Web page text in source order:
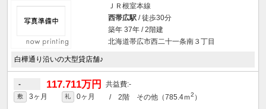
ＪＲ根室本線
西帯広駅/ 徒歩30分
築年 37年 / 2階建
北海道帯広市西二十一条南３丁目
白樺通り沿いの大型貸店舗♪
- 117.711万円 -
敷 3ヶ月 礼 0ヶ月 / 2階 その他（785.4ｍ2 ）